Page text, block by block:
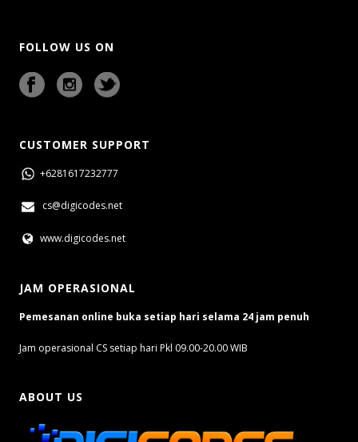
FOLLOW US ON
CUSTOMER SUPPORT
+6281617232777
cs@digicodes.net
www.digicodes.net
JAM OPERASIONAL
Pemesanan online buka setiap hari selama 24 jam penuh
Jam operasional CS setiap hari Pkl 09.00-20.00 WIB
ABOUT US